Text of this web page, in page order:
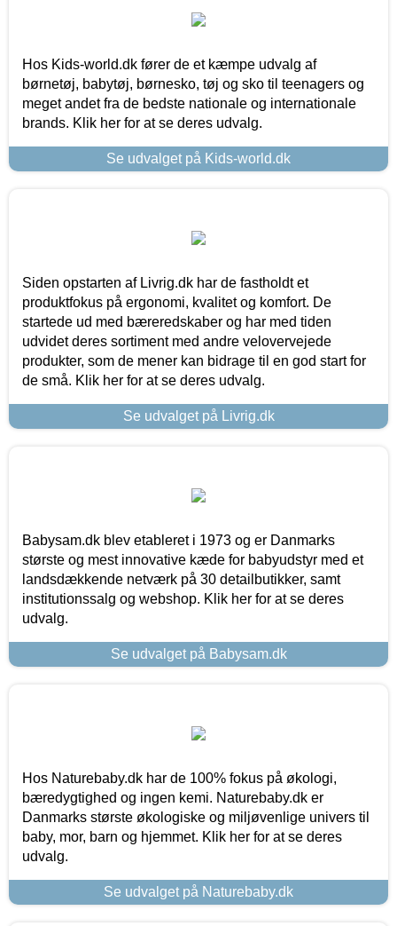
Hos Kids-world.dk fører de et kæmpe udvalg af
børnetøj, babytøj, børnesko, tøj og sko til teenagers og
meget andet fra de bedste nationale og internationale
brands. Klik her for at se deres udvalg.
Se udvalget på Kids-world.dk
Siden opstarten af Livrig.dk har de fastholdt et
produktfokus på ergonomi, kvalitet og komfort. De
startede ud med bæreredskaber og har med tiden
udvidet deres sortiment med andre velovervejede
produkter, som de mener kan bidrage til en god start for
de små. Klik her for at se deres udvalg.
Se udvalget på Livrig.dk
Babysam.dk blev etableret i 1973 og er Danmarks
største og mest innovative kæde for babyudstyr med et
landsdækkende netværk på 30 detailbutikker, samt
institutionssalg og webshop. Klik her for at se deres
udvalg.
Se udvalget på Babysam.dk
Hos Naturebaby.dk har de 100% fokus på økologi,
bæredygtighed og ingen kemi. Naturebaby.dk er
Danmarks største økologiske og miljøvenlige univers til
baby, mor, barn og hjemmet. Klik her for at se deres
udvalg.
Se udvalget på Naturebaby.dk